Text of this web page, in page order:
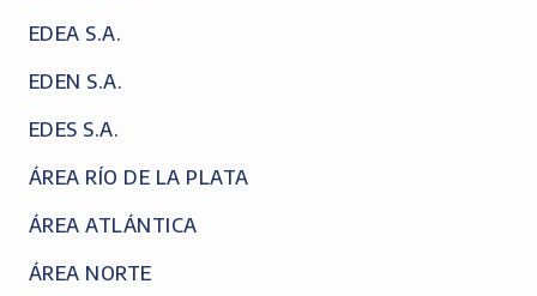
EDEA S.A.
EDEN S.A.
EDES S.A.
ÁREA RÍO DE LA PLATA
ÁREA ATLÁNTICA
ÁREA NORTE